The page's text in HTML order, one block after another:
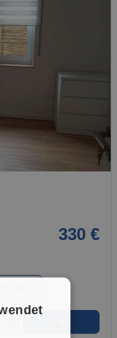
1 / 20
330 €